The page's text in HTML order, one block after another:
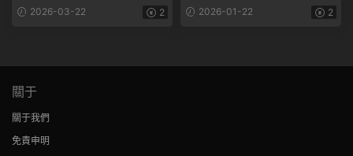
Solomon’s Extraordinary
2026-03-22 2 2026-01-22 2
關于
關于我們
免責申明